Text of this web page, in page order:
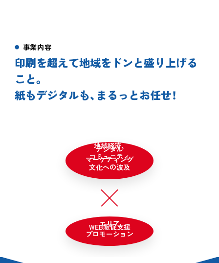
事業内容
印刷を超えて地域をドンと盛り上げる
こと。
紙もデジタルも、まるっとお任せ！
デジタル
マーケティング
地域経済、
コミュニティ
文化への波及
エリア
プロモーション
WEB販促支援